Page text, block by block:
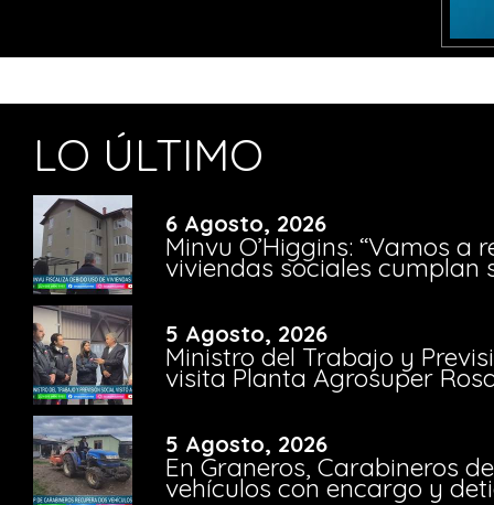
LO ÚLTIMO
6 Agosto, 2026
Minvu O’Higgins: “Vamos a
viviendas sociales cumplan
5 Agosto, 2026
Ministro del Trabajo y
visita Planta Agrosuper
5 Agosto, 2026
En Graneros, Carabineros
vehículos con encargo y